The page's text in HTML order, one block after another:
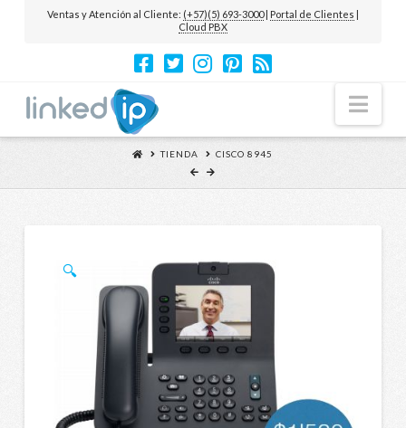
Ventas y Atención al Cliente: (+57)(5) 693-3000| Portal de Clientes |
Cloud PBX
TIENDA CISCO 8945
🔍